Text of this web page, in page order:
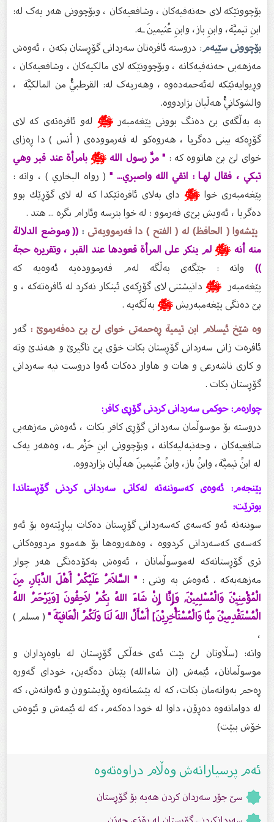
بۆچوونێکە لای حەنەفیەکان ، وشافعیەکان ، وبۆچوونی هەر یەک لە:
ابنِ تيميَّة، وابنِ باز، وابنِ عُثيمينَ ـە.
بۆچوونی سێیەم: دروستە ئافرەتان سەردانی گۆڕستان بکەن ، ئەوەش
مەزهەبی حەنەفیەکانە ، وبۆچوونێکە لای مالکیەکان ، وشافعیەکان ،
وڕیوایەتێکە لەئەحمەدەوە ، وهەریەک لە: القرطبيُّ من المالكيَّة ،
والشوكانيُّ هەڵیان بژاردووە.
بە بەڵگەى بێ‌ دەنگ بوونی پێغەمبەرﷺلەو ئافرەتەی كە لای
گۆڕەكە بینی دەگریا ، هەروەكو لە فەرموودەی ( أنس ) دا ڕەزاى
خواى لێ بێ هاتووە كە :" مرَّ رسول اللهﷺبامرأة عند قبر وهي
تبكي ، فقال لهـا : اتقي الله واصبري... "( رواه البخاري ) ، واتە :
پێغەمبەری خواﷺدای بەلای ئافرەتێكدا كە لە لای گۆڕێك بوو
دەگریا ، ئەویش پێ‌ی فەرموو : لە خوا بترسە وئارام بگرە ... هتد .
پێشەوا ( الحافظ) لە ( الفتح ) دا فەرموویەتی: (( وموضع الدلالة
منه أنهﷺلم ينكر على المرأة قعودها عند القبر ، وتقريره حجة
واتە : جێگەی بەڵگە لەم فەرموودەیە ئەوەیە كە
پێغەمبەرﷺدانیشتنی لای گۆڕكەی ئینكار نەكرد لە ئافرەتەكە ، و
بێ‌ دەنگی پێغەمبەریشﷺبەڵگەیە .
وە شێخ ئیسلام ابن تیمیة ڕەحمەتى خواى لێ بێ دەفەرموێ :گەر
ئافرەت زانى سەردانى گۆڕستان بکات خۆى پێ ناگیرێ و هەندێ وتە
و کارى ناشەرعى و هات و هاوار دەکات ئەوا دروست نیە سەردانى
گۆڕستان بکات .
چوارەم: حوکمی سەردانی کردنی گۆڕی کافر:
دروسته بۆ موسوڵمان سەردانی گۆڕی کافر بکات ، ئەوەش مەزهەبی
شافعیەکان ، وحەنبەلیەکانە ، وبۆچوونی ابنِ حَزْم ـە، وەهەر یەک
لە ابنُ تيميَّة، وابنُ باز، وابنُ عُثيمينَ هەڵیان بژاردووە.
پێنجەم: ئەوەی کەسوننەتە لەکاتی سەردانی کردنی گۆڕستاندا
بوترێت:
سوننەتە ئەو کەسەی کەسەردانی گۆڕستان دەکات بپاڕێتەوە بۆ ئەو
کەسەی کەسەردانی کردووە ، وەهەروەها بۆ هەموو مردووەکانی
تری گۆڕستانەکە لەموسوڵمانان ، ئەوەش بەکۆدەنگی هەر چوار
مەزهەبەکە . ئەوەش بە وتنى : " السَّلاَمُ عَلَيْكُمْ أَهْلَ الدِّيَارِ, مِنَ
الْمُؤْمِنِيْنَ وَالْمُسْلِمِيْنَ, وَإِنَّا إِنْ شَاءَ اللهُ بِكُمْ لاَحِقُونَ [وَيَرْحَمُ اللهُ
الْمُسْتَقْدِمِيْنَ مِنَّا وَالْمُسْتَأْخِرِيْنَ] أَسْأَلُ اللهَ لَنَا وَلَكُمُ الْعَافِيَةَ "( مسلم )
واته‌: (سڵاوتان لێ بێت ئه‌ی خه‌ڵكی گۆڕستان له‌ باوه‌ڕداران و
موسوڵمانان، ئێمه‌ش (ان شاءالله) پێتان ده‌گه‌ین، خودای گه‌وره‌
ڕه‌حم به‌وانه‌مان بكات، كه‌ له‌ پێشمانه‌وه‌ ڕۆیشتوون و ئه‌وانه‌ش، كه‌
له‌ دوامانه‌وه‌ ده‌ڕۆن، داوا له‌ خودا ده‌كه‌م، كه‌ له‌ ئێمه‌ش و ئێوه‌ش
خۆش ببێت)
ئەم پرسیارانەش وەڵام دراوەتەوە
سێ جۆر سەردان کردن هەیە بۆ گۆڕستان